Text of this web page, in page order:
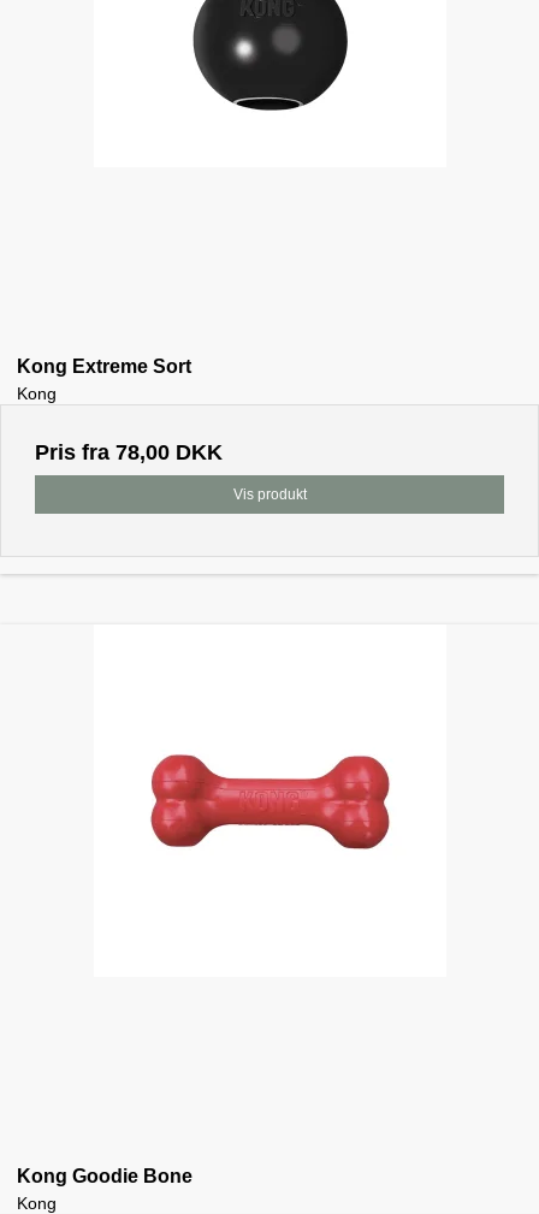
Kong Extreme Sort
Kong
Pris fra 78,00 DKK
Vis produkt
Kong Goodie Bone
Kong